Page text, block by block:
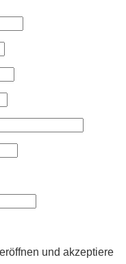
und akzeptiere